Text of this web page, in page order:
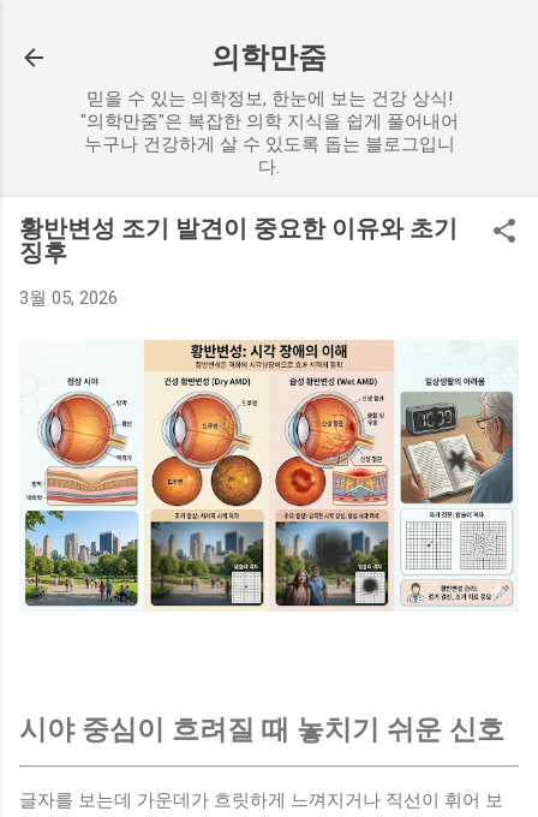
의학만줌
믿을 수 있는 의학정보, 한눈에 보는 건강 상식!
"의학만줌"은 복잡한 의학 지식을 쉽게 풀어내어
누구나 건강하게 살 수 있도록 돕는 블로그입니
다.
황반변성 조기 발견이 중요한 이유와 초기
징후
3월 05, 2026
시야 중심이 흐려질 때 놓치기 쉬운 신호
글자를 보는데 가운데가 흐릿하게 느껴지거나 직선이 휘어 보